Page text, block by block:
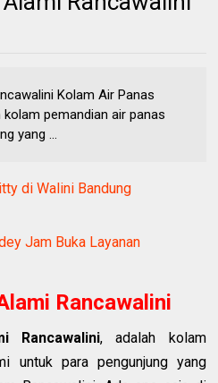
Kolam Air Panas
pemandian air panas
yang ...
di Walini Bandung
Jam Buka Layanan
Rancawalini
Rancawalini, adalah kolam
untuk para pengunjung yang